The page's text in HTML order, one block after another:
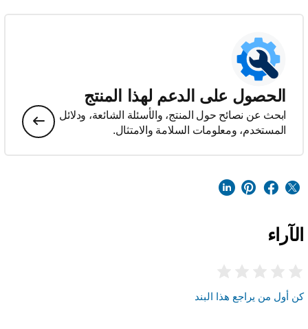
الحصول على الدعم لهذا المنتج
ابحث عن نصائح حول المنتج، والأسئلة الشائعة، ودلائل
المستخدم، ومعلومات السلامة والامتثال.
الآراء
كن أول من يراجع هذا البند